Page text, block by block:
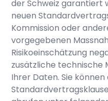
der Schweiz garantiert
neuen
Kommission oder
vorgegebenen
Risikoeinschätzung
zusätzliche technische
Ihrer Daten. Sie können